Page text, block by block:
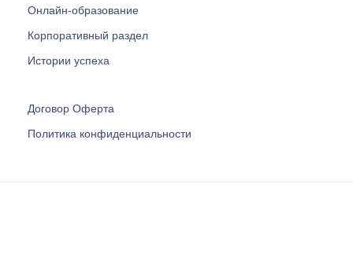
Онлайн-образование
Корпоративный раздел
Истории успеха
Договор Оферта
Политика конфиденциальности